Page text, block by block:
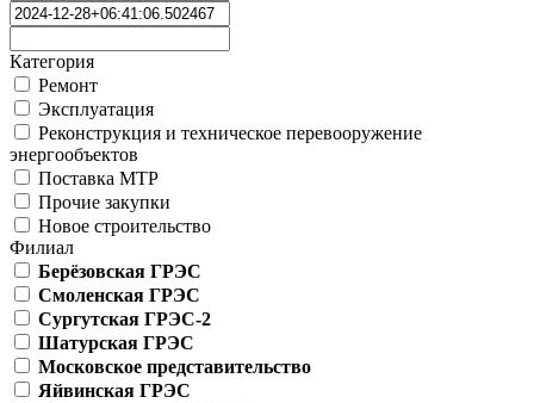
Категория
Ремонт
Эксплуатация
Реконструкция и техническое перевооружение
энергообъектов
Поставка МТР
Прочие закупки
Новое строительство
Филиал
Берёзовская ГРЭС
Смоленская ГРЭС
Сургутская ГРЭС-2
Шатурская ГРЭС
Московское представительство
Яйвинская ГРЭС